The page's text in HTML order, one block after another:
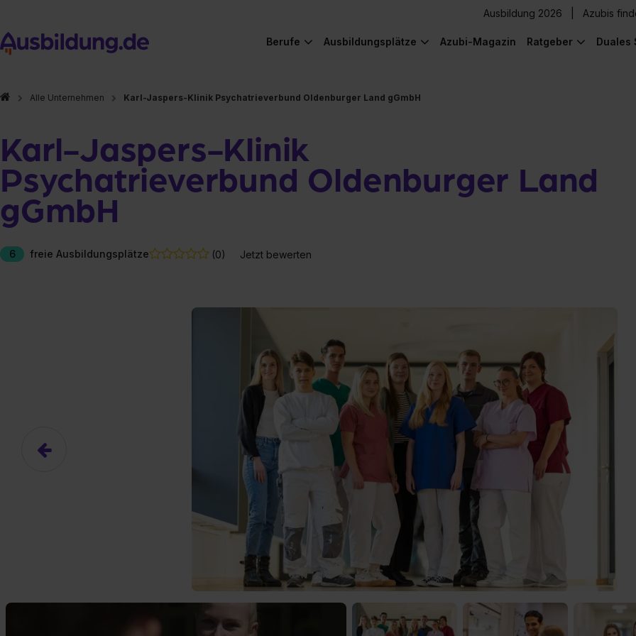
Ausbildung 2026 Azubis
Berufe Ausbildungsplätze Azubi-Magazin Ratgeber Duales
Alle Unternehmen Karl-Jaspers-Klinik Psychatrieverbund Oldenburger Land gGmbH
Karl-Jaspers-Klinik
Psychatrieverbund Oldenburger Land
gGmbH
6 freie Ausbildungsplätze (0) Jetzt bewerten
Hier gibt es (eigentlich) was Cooles zu sehen!
Das hier ist ein Platzhalter für Video-Content von YouTube. Neugierig? Dann schalte die Inhalte jetzt
Ja, ich erlaube die externen Inhalte von YouTube.
Ich bin damit einverstanden, dass mir die externen Inhalte angezeigt werden. Personenbezogene Daten
an Drittplattformen übermittelt werden. Mehr Infos gibt es in der
Datenschutzerklärung.